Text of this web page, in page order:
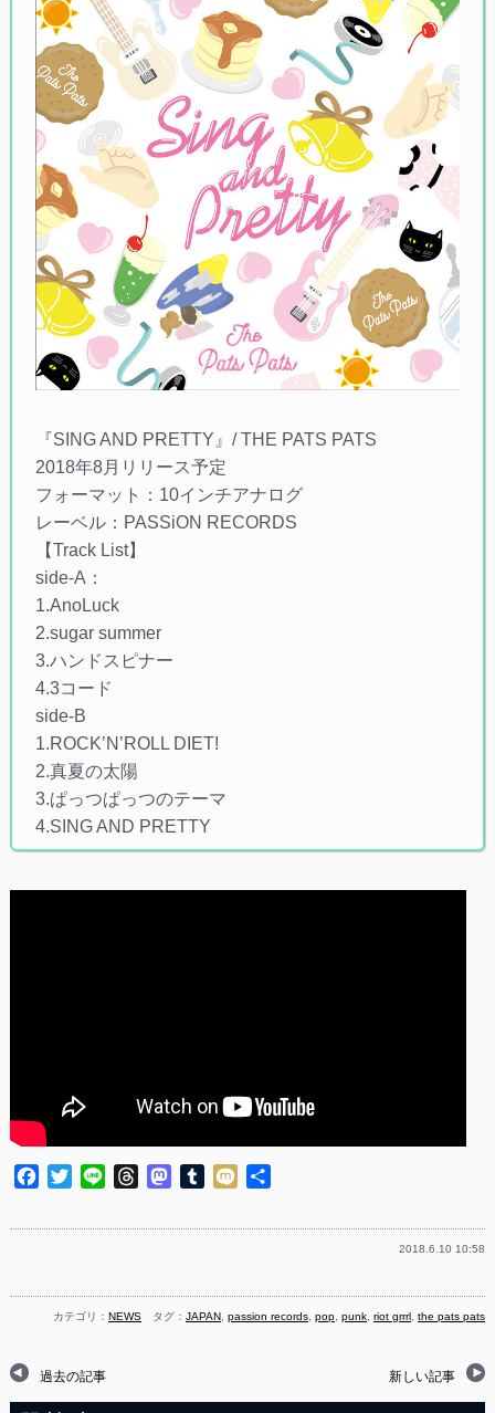
『SING AND PRETTY』/ THE PATS PATS
2018年8月リリース予定
フォーマット：10インチアナログ
レーベル：PASSiON RECORDS
【Track List】
side-A：
1.AnoLuck
2.sugar summer
3.ハンドスピナー
4.3コード
side-B
1.ROCK’N’ROLL DIET!
2.真夏の太陽
3.ぱっつぱっつのテーマ
4.SING AND PRETTY
Facebook
TwitterLine ThreadsMastodon
Tumblr
Mixi
2018.6.10 10:58
カテゴリ： NEWS タグ：JAPAN,passion records,pop,punk,riot grrrl ,the pats pats
過去の記事 新しい記事